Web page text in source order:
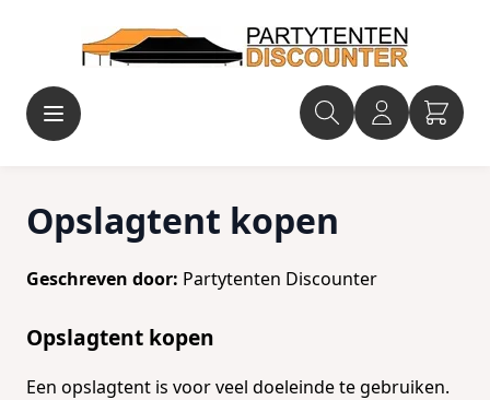
Opslagtent kopen
Geschreven door: Partytenten Discounter
Opslagtent kopen
Een opslagtent is voor veel doeleinde te gebruiken.